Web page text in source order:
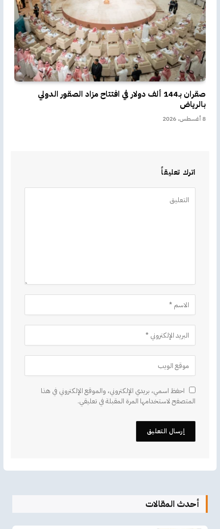
صقران بـ144 ألف دولار في افتتاح مزاد الصقور الدولي
بالرياض
8 أغسطس، 2026
اترك تعليقاً
احفظ اسمي، بريدي الإلكتروني، والموقع الإلكتروني في هذا
المتصفح لاستخدامها المرة المقبلة في تعليقي.
أحدث المقالات